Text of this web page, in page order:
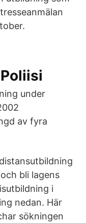
under
av fyra
bli lagens
i
nedan. Här
sökningen